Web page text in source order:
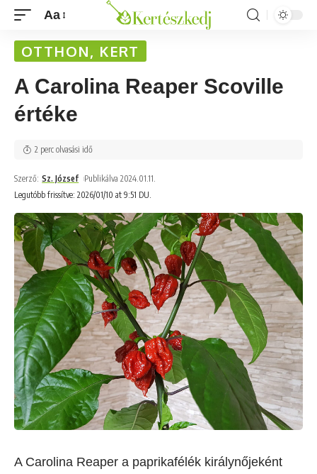
Aa
OTTHON, KERT
A Carolina Reaper Scoville
értéke
Legutóbb frissítve: 2026/01/10 at 9:51 DU.
Szerző: Sz. József Publikálva 2024.01.11.
2 perc olvasási idő
A Carolina Reaper a paprikafélék királynőjeként